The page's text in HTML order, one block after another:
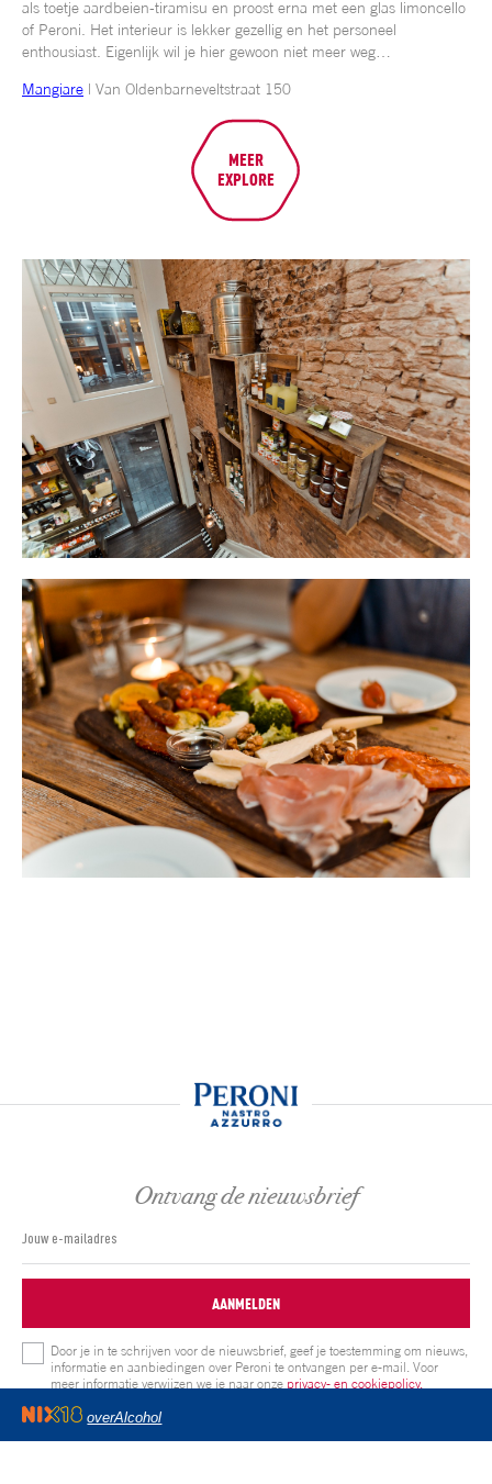
als toetje aardbeien-tiramisu en proost erna met een glas limoncello
of Peroni. Het interieur is lekker gezellig en het personeel
enthousiast. Eigenlijk wil je hier gewoon niet meer weg…
Mangiare | Van Oldenbarneveltstraat 150
MEER
EXPLORE
Ontvang de nieuwsbrief
AANMELDEN
Door je in te schrijven voor de nieuwsbrief, geef je toestemming om nieuws,
informatie en aanbiedingen over Peroni te ontvangen per e-mail. Voor
meer informatie verwijzen we je naar onze privacy- en cookiepolicy.
overAlcohol